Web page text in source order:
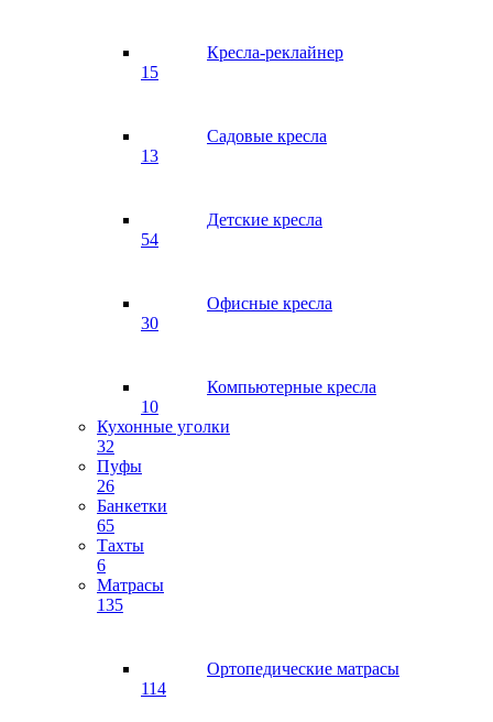
Кресла-реклайнер
15
Садовые кресла
13
Детские кресла
54
Офисные кресла
30
Компьютерные кресла
10
Кухонные уголки
32
Пуфы
26
Банкетки
65
Тахты
6
Матрасы
135
Ортопедические матрасы
114